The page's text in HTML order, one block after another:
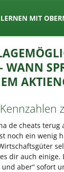
MIT
WANN
de cheats terug
noch ein wenig
dir auch einige.
und aber“ sofort